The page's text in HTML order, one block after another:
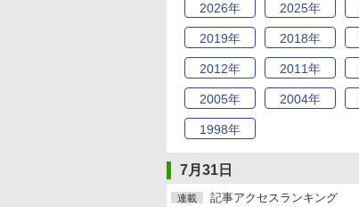
2026年 2025年
2019年 2018年
2012年 2011年
2005年 2004年
1998年
7月31日
連載 記事アクセスランキング